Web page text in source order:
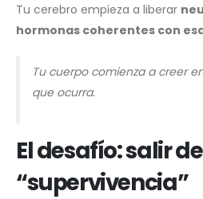
Tu cerebro empieza a liberar
hormonas coherentes con
Tu cuerpo comienza a creer
que ocurra.
El desafío: salir
“supervivencia”